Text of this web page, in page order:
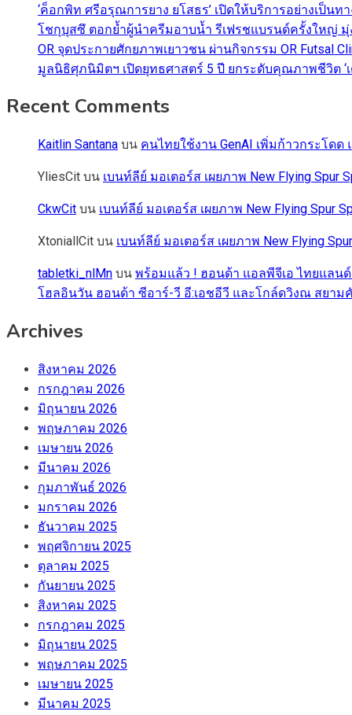
‘ค็อกพิท ศรีอรุณการยาง ยโสธร’ เปิดให้บริการอย่างเป็น
โชกุบุสซึ ตอกย้ำผู้นำครีมอาบน้ำ รีเฟรชแบรนด์ครั้งใหญ่ มุ่
OR จุดประกายศักยภาพเยาวชน ผ่านกิจกรรม OR Futsal
มูลนิธิศุภนิมิตฯ เปิดยุทธศาสตร์ 5 ปี ยกระดับคุณภาพชีวิต
Recent Comments
Kaitlin Santana บน คนไทยใช้งาน GenAI เพิ่มก้าวกระโด
YliesCit บน เบนท์ลีย์ มอเตอร์ส เผยภาพ New Flying
CkwCit บน เบนท์ลีย์ มอเตอร์ส เผยภาพ New Flying Spur
XtoniallCit บน เบนท์ลีย์ มอเตอร์ส เผยภาพ New Flying
tabletki_nlMn บน พร้อมแล้ว ! ฮอนด้า แอลพีจีเอ ไทยแลนด์
โฮลอินวัน ฮอนด้า ซีอาร์-วี อี:เอชอีวี และโกล์ดวิงณ สยา
Archives
สิงหาคม 2026
กรกฎาคม 2026
มิถุนายน 2026
พฤษภาคม 2026
เมษายน 2026
มีนาคม 2026
กุมภาพันธ์ 2026
มกราคม 2026
ธันวาคม 2025
พฤศจิกายน 2025
ตุลาคม 2025
กันยายน 2025
สิงหาคม 2025
กรกฎาคม 2025
มิถุนายน 2025
พฤษภาคม 2025
เมษายน 2025
มีนาคม 2025